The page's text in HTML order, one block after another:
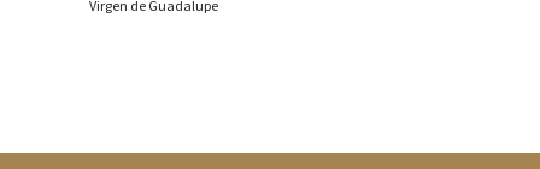
Virgen de Guadalupe